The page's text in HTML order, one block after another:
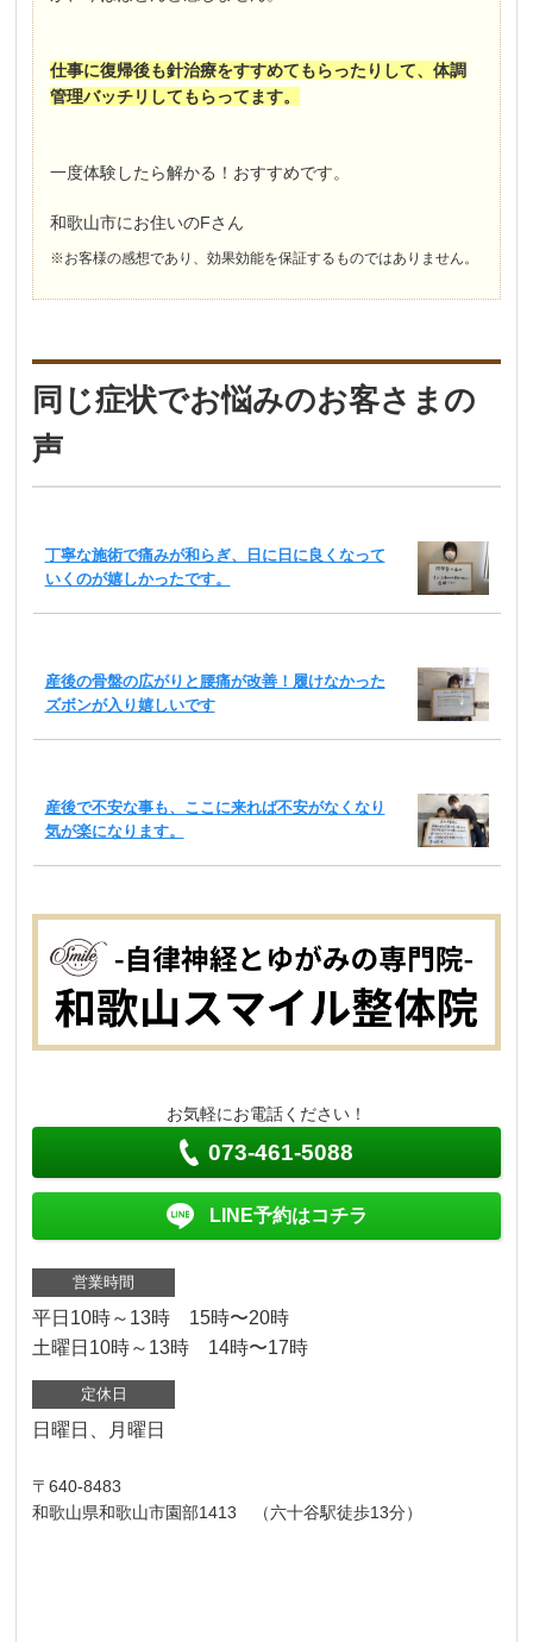
仕事に復帰後も針治療をすすめてもらったりして、体調
管理バッチリしてもらってます。
一度体験したら解かる！おすすめです。
和歌山市にお住いのFさん
※お客様の感想であり、効果効能を保証するものではありません。
同じ症状でお悩みのお客さまの
声
丁寧な施術で痛みが和らぎ、日に日に良くなって
いくのが嬉しかったです。
産後の骨盤の広がりと腰痛が改善！履けなかった
ズボンが入り嬉しいです
産後で不安な事も、ここに来れば不安がなくなり
気が楽になります。
お気軽にお電話ください！
073-461-5088
LINE予約はコチラ
営業時間
平日10時～13時 15時〜20時
土曜日10時～13時 14時〜17時
定休日
日曜日、月曜日
〒640-8483
和歌山県和歌山市園部1413 （六十谷駅徒歩13分）